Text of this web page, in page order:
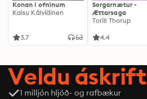
Konan í ofninum
Kaisu Kälviäinen
3.7
Sorgarnætur -
Ættarsaga
Torill Thorup
4.4
Veldu áskrift
1 milljón hljóð- og rafbækur